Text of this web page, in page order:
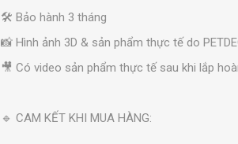
🛠 Bảo hành 3 tháng
📸 Hình ảnh 3D & sản phẩm thực tế do
🎥 Có video sản phẩm thực tế sau khi lắp
🔹 CAM KẾT KHI MUA HÀNG: